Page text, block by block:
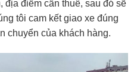
địa điểm cần thuê, sau đó sẽ
tôi cam kết giao xe đúng
chuyển của khách hàng.